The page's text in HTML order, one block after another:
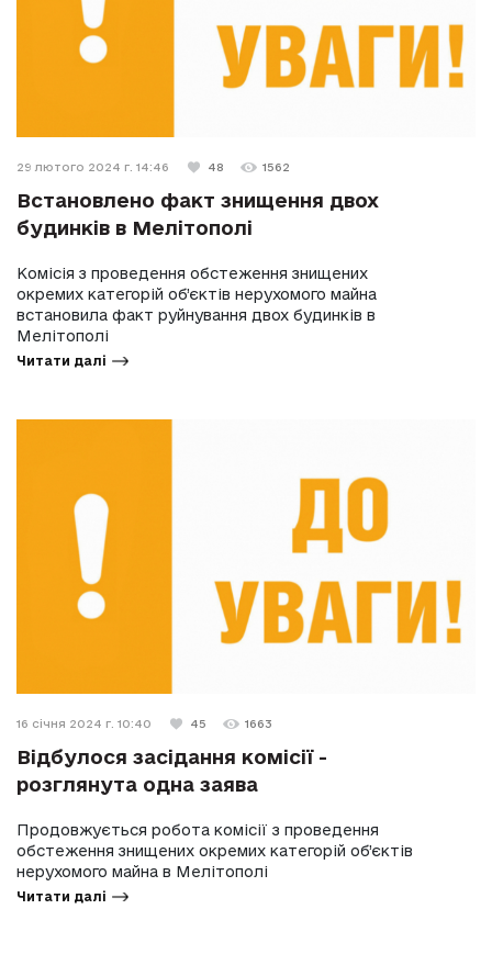
29 лютого 2024 г. 14:46 48 1562
Встановлено факт знищення двох
будинків в Мелітополі
Комісія з проведення обстеження знищених
окремих категорій об’єктів нерухомого майна
встановила факт руйнування двох будинків в
Мелітополі
Читати далі
16 січня 2024 г. 10:40 45 1663
Відбулося засідання комісії -
розглянута одна заява
Продовжується робота комісії з проведення
обстеження знищених окремих категорій об’єктів
нерухомого майна в Мелітополі
Читати далі